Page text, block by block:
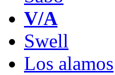
V/A
Swell
Los alamos